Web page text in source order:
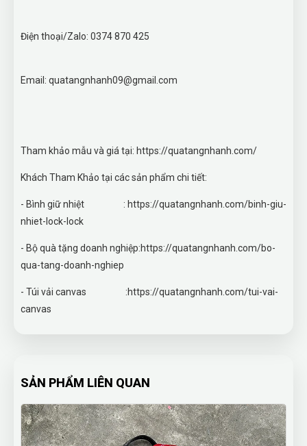
Điện thoại/Zalo: 0374 870 425
Email: quatangnhanh09@gmail.com
Tham khảo mẫu và giá tại: https://quatangnhanh.com/
Khách Tham Khảo tại các sản phẩm chi tiết:
- Bình giữ nhiệt : https://quatangnhanh.com/binh-giu-
nhiet-lock-lock
- Bộ quà tặng doanh nghiệp:https://quatangnhanh.com/bo-
qua-tang-doanh-nghiep
- Túi vải canvas :https://quatangnhanh.com/tui-vai-
canvas
SẢN PHẨM LIÊN QUAN